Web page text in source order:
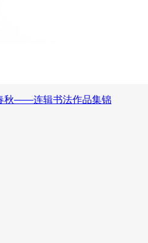
秋——连辑书法作品集锦